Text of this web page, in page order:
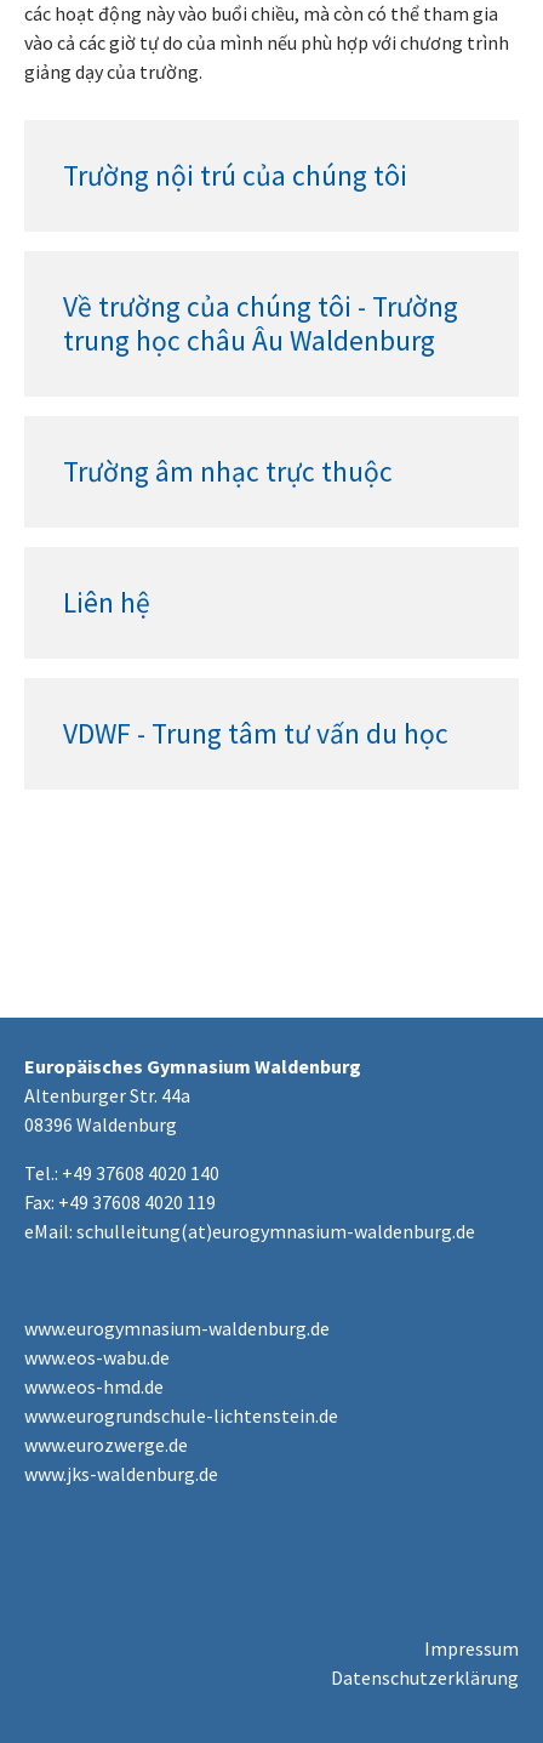
các hoạt động này vào buổi chiều, mà còn có thể tham gia
vào cả các giờ tự do của mình nếu phù hợp với chương trình
giảng dạy của trường.
Trường nội trú của chúng tôi
Về trường của chúng tôi - Trường
trung học châu Âu Waldenburg
Trường âm nhạc trực thuộc
Liên hệ
VDWF - Trung tâm tư vấn du học
Europäisches Gymnasium Waldenburg
Altenburger Str. 44a
08396 Waldenburg
Tel.: +49 37608 4020 140
Fax: +49 37608 4020 119
eMail: schulleitung(at)eurogymnasium-waldenburg.de
www.eurogymnasium-waldenburg.de
www.eos-wabu.de
www.eos-hmd.de
www.eurogrundschule-lichtenstein.de
www.eurozwerge.de
www.jks-waldenburg.de
Impressum
Datenschutzerklärung